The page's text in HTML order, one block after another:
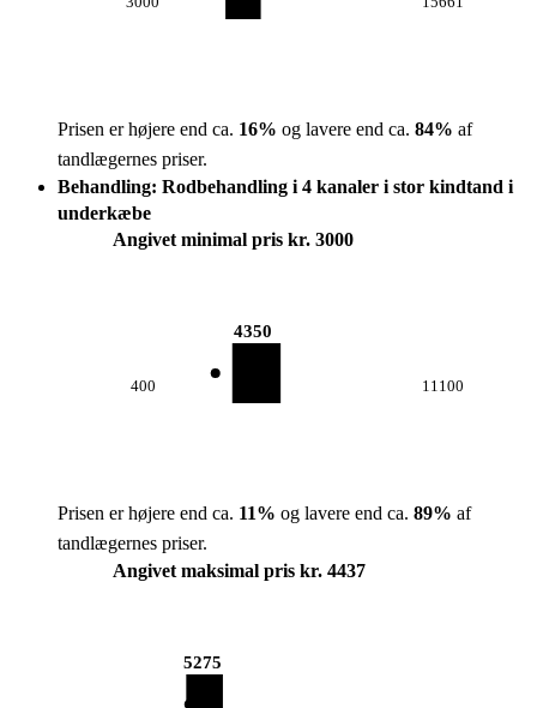
Prisen er højere end ca. 16% og lavere end ca. 84% af
tandlægernes priser.
Behandling: Rodbehandling i 4 kanaler i stor kindtand i
underkæbe
Angivet minimal pris kr. 3000
400
4350
11100
Prisen er højere end ca. 11% og lavere end ca. 89% af
tandlægernes priser.
Angivet maksimal pris kr. 4437
5275